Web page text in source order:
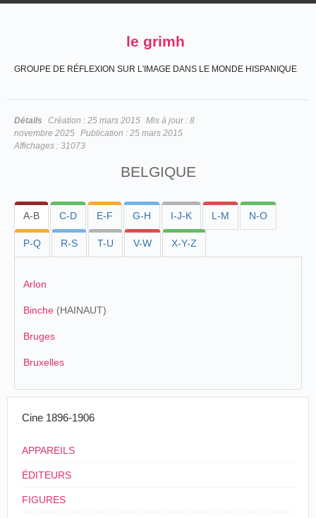
le grimh
GROUPE DE RÉFLEXION SUR L'IMAGE DANS LE MONDE HISPANIQUE
Détails Création : 25 mars 2015 Mis à jour : 8
novembre 2025 Publication : 25 mars 2015
Affichages : 31073
BELGIQUE
A-B C-D E-F G-H I-J-K L-M N-O
P-Q R-S T-U V-W X-Y-Z
Arlon
Binche (HAINAUT)
Bruges
Bruxelles
Cine 1896-1906
APPAREILS
ÉDITEURS
FIGURES